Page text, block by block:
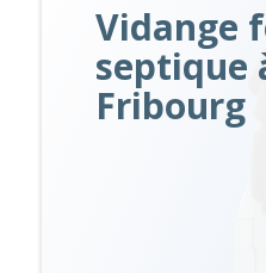
Vidange
septique
Fribourg